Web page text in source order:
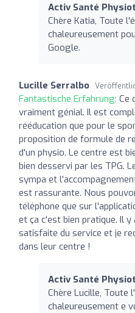
Activ Santé
Chère Katia, Toute
chaleureusement
Google.
Lucille Serralbo
Fantastische Erfahrung: Ce
vraiment génial. Il est
rééducation que pour le
proposition de formule de
d'un physio. Le centre est
bien desservi par les TPG.
sympa et
est rassurante. Nous
téléphone que sur
et ça c'est bien pratique. Il
satisfaite du service et je
dans leur centre !
Activ Santé
Chère Lucille, Toute
chaleureusement e